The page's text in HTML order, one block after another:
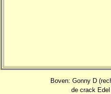
Boven: Gonny D
de crack